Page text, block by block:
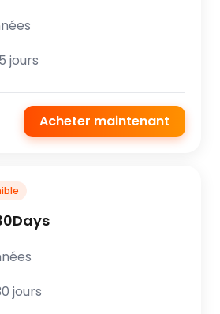
jours
Acheter maintenant
jours